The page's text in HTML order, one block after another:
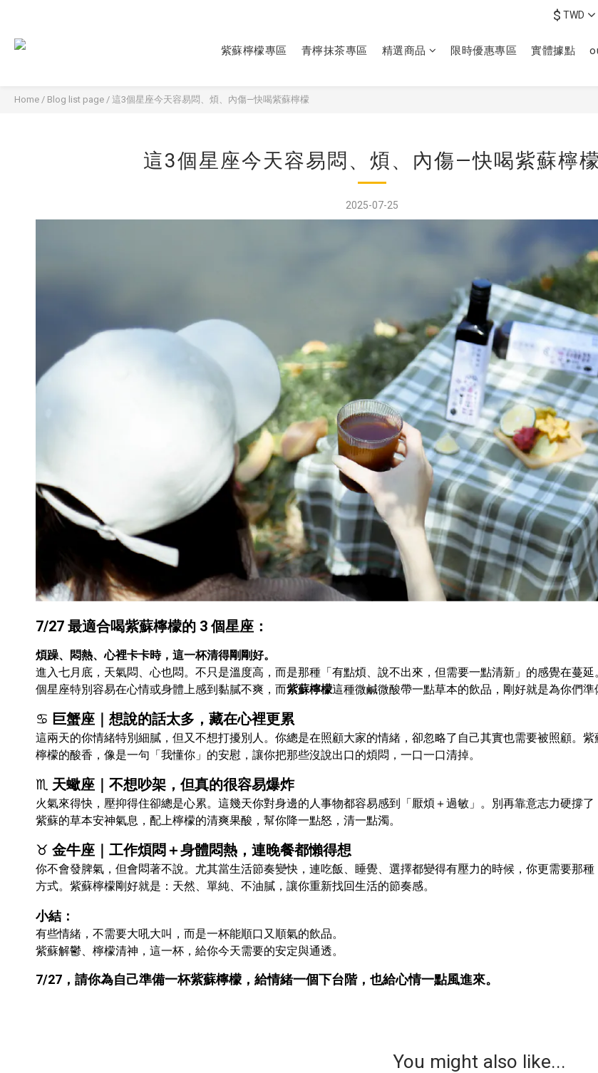
$ TWD
紫蘇檸檬專區 青檸抹茶專區 精選商品 限時優惠專區 實體據點
Home / Blog list page / 這3個星座今天容易悶、煩、內傷—快喝紫蘇檸檬
這3個星座今天容易悶、煩、內傷—快喝紫蘇檸檬
2025-07-25
7/27 最適合喝紫蘇檸檬的 3 個星座：
煩躁、悶熱、心裡卡卡時，這一杯清得剛剛好。
進入七月底，天氣悶、心也悶。不只是溫度高，而是那種「有點煩、說不出來，但需要一點清新」的感覺在蔓延
個星座特別容易在心情或身體上感到黏膩不爽，而紫蘇檸檬這種微鹹微酸帶一點草本的飲品，剛好就是為你們準
♋ 巨蟹座｜想說的話太多，藏在心裡更累
這兩天的你情緒特別細膩，但又不想打擾別人。你總是在照顧大家的情緒，卻忽略了自己其實也需要被照顧。
檸檬的酸香，像是一句「我懂你」的安慰，讓你把那些沒說出口的煩悶，一口一口清掉。
♏ 天蠍座｜不想吵架，但真的很容易爆炸
火氣來得快，壓抑得住卻總是心累。這幾天你對身邊的人事物都容易感到「厭煩＋過敏」。別再靠意志力硬撐
紫蘇的草本安神氣息，配上檸檬的清爽果酸，幫你降一點怒，清一點濁。
♉ 金牛座｜工作煩悶＋身體悶熱，連晚餐都懶得想
你不會發脾氣，但會悶著不說。尤其當生活節奏變快，連吃飯、睡覺、選擇都變得有壓力的時候，你更需要那
方式。紫蘇檸檬剛好就是：天然、單純、不油膩，讓你重新找回生活的節奏感。
小結：
有些情緒，不需要大吼大叫，而是一杯能順口又順氣的飲品。
紫蘇解鬱、檸檬清神，這一杯，給你今天需要的安定與通透。
7/27 ，請你為自己準備一杯紫蘇檸檬，給情緒一個下台階，也給心情一點風進來。
You might also like...